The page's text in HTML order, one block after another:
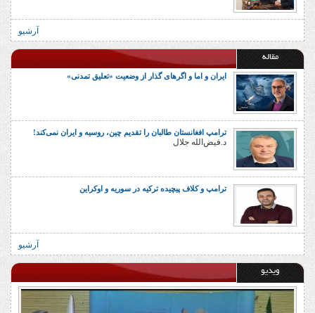
آرشیو
مقاله
ایران و اما و اگرهای گذار از وضعیت «تعلیق تمدنی»
ترامپ افغانستان طالبان را تقدیم چین، روسیه و ایران نمی‌کند!
د.فیض‌الله جلال
ترامپ و کلاف پیچیده ترکیه در سوریه و اوکراین
آرشیو
ویدیو